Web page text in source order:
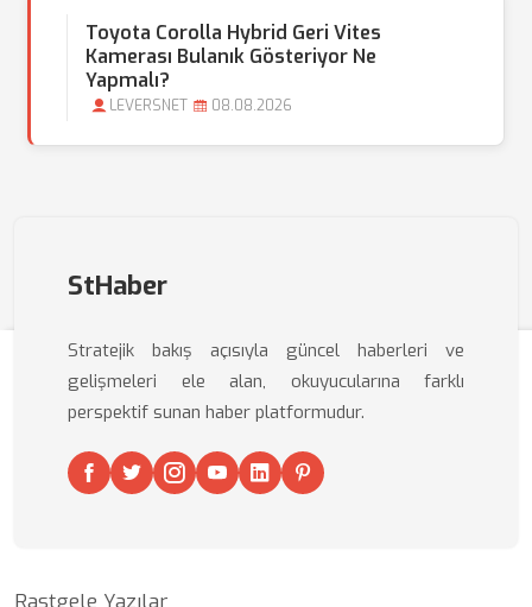
Toyota Corolla Hybrid Geri Vites
Kamerası Bulanık Gösteriyor Ne
Yapmalı?
LEVERSNET 08.08.2026
StHaber
Stratejik bakış açısıyla güncel haberleri ve
gelişmeleri ele alan, okuyucularına farklı
perspektif sunan haber platformudur.